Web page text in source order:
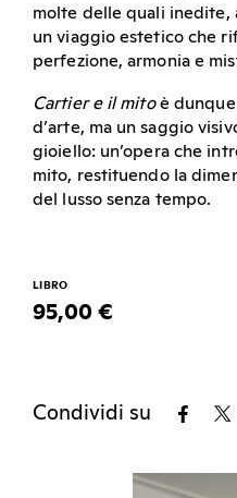
molte delle quali inedite,
un viaggio estetico che
perfezione, armonia e
Cartier e il mitoè dunque
d’arte, ma un saggio
gioiello: un’opera che
mito, restituendo la
del lusso senza tempo.
LIBRO
95,00 €
Condividi su